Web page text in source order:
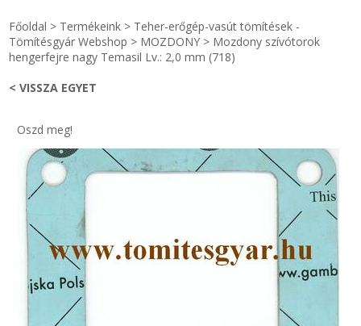
KULCSTARTÓ - KULCSKARIKA
IPARI KARIMA TÖMÍTÉS
videók
Rólunk
Főoldal > Termékeink > Teher-erőgép-vasút tömítések -
Tömítésgyár Webshop > MOZDONY > Mozdony szívótorok
hengerfejre nagy Temasil Lv.: 2,0 mm (718)
< VISSZA EGYET
Oszd meg!